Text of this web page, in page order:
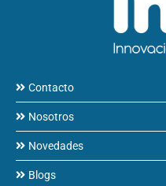
Contacto
Nosotros
Novedades
Blogs